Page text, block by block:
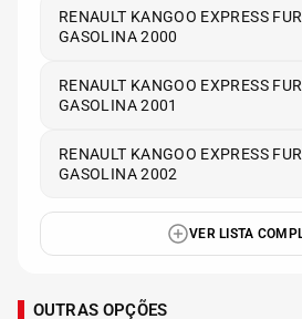
RENAULT KANGOO EXPRESS
GASOLINA 2000
RENAULT KANGOO EXPRESS
GASOLINA 2001
RENAULT KANGOO EXPRESS
GASOLINA 2002
VER LISTA
OUTRAS OPÇÕES